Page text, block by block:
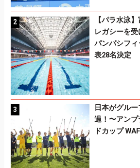
【パラ水泳
レガシーを
パンパシフィ
表28名決定
日本がグル
過！〜アン
ドカップ